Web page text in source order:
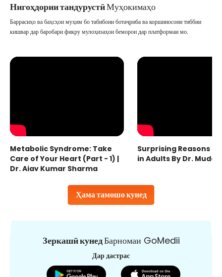
Нигоҳдории тандурустӣМуҳокимаҳо
Ҳама тамошо кунед
Баррасиҳо ва баҳсҳои муҳим бо табибони ботаҷриба ва коршиносони тиббии
кишвар дар баробари фикру мулоҳизаҳои беморон дар платформаи мо.
Metabolic Syndrome: Take
Care of Your Heart (Part - 1) |
Dr. Ajay Kumar Sharma
Surprising Reasons
in Adults By Dr.
Зеркашӣ кунедБарномаи GoMedii
Дар дастрас